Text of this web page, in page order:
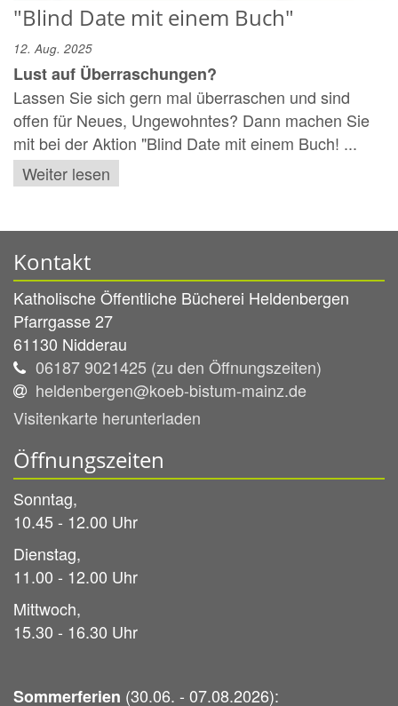
"Blind Date mit einem Buch"
12. Aug. 2025
Lust auf Überraschungen?
Lassen Sie sich gern mal überraschen und sind
offen für Neues, Ungewohntes? Dann machen Sie
mit bei der Aktion "Blind Date mit einem Buch! ...
Weiter lesen
Kontakt
Katholische Öffentliche Bücherei Heldenbergen
Pfarrgasse 27
61130 Nidderau
06187 9021425 (zu den Öffnungszeiten)
heldenbergen@koeb-bistum-mainz.de
Visitenkarte herunterladen
Öffnungszeiten
Sonntag,
10.45 - 12.00 Uhr
Dienstag,
11.00 - 12.00 Uhr
Mittwoch,
15.30 - 16.30 Uhr
Sommerferien (30.06. - 07.08.2026):